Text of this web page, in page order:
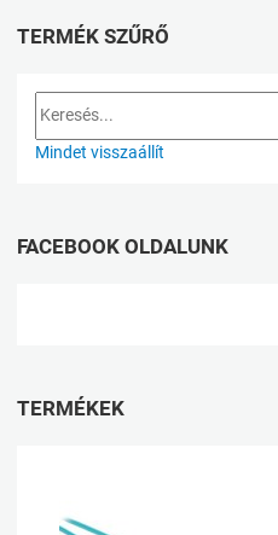
TERMÉK SZŰRŐ
Mindet visszaállít
FACEBOOK OLDALUNK
TERMÉKEK